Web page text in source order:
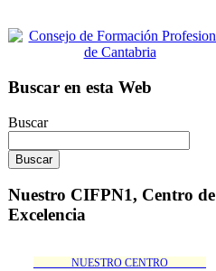
Buscar en esta Web
Buscar
Nuestro CIFPN1, Centro de
Excelencia
_______NUESTRO CENTRO_______